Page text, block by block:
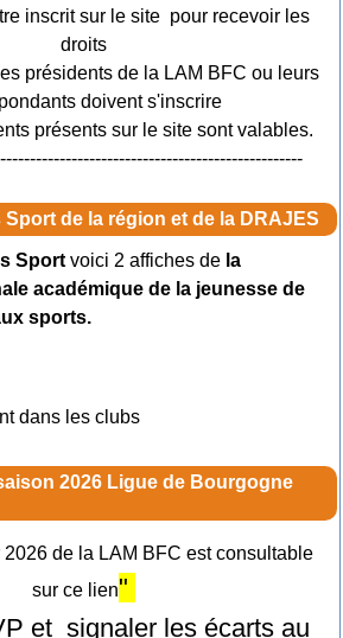
inscrit sur le site pour recevoir les
droits
présidents de la LAM BFC ou leurs
doivent s'inscrire
présents sur le site sont valables.
Sport de la région et de la DRAJES
Sportvoici 2 affiches dela
académique de la jeunesse de
sports.
dans les clubs
2026 Ligue de Bourgogne
2026 de la LAM BFC est consultable
sur ce lien"
et signaler les écarts au